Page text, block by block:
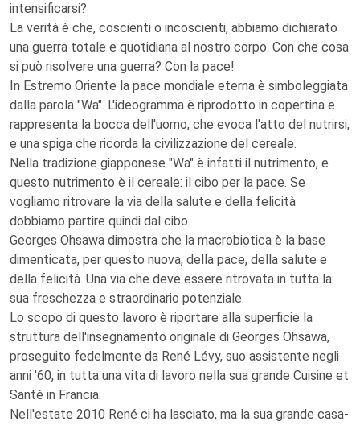
intensificarsi?
La verità è che, coscienti o incoscienti, abbiamo dichiarato
una guerra totale e quotidiana al nostro corpo. Con che cosa
si può risolvere una guerra? Con la pace!
In Estremo Oriente la pace mondiale eterna è simboleggiata
dalla parola "Wa". L'ideogramma è riprodotto in copertina e
rappresenta la bocca dell'uomo, che evoca l'atto del nutrirsi,
e una spiga che ricorda la civilizzazione del cereale.
Nella tradizione giapponese "Wa" è infatti il nutrimento, e
questo nutrimento è il cereale: il cibo per la pace. Se
vogliamo ritrovare la via della salute e della felicità
dobbiamo partire quindi dal cibo.
Georges Ohsawa dimostra che la macrobiotica è la base
dimenticata, per questo nuova, della pace, della salute e
della felicità. Una via che deve essere ritrovata in tutta la
sua freschezza e straordinario potenziale.
Lo scopo di questo lavoro è riportare alla superficie la
struttura dell'insegnamento originale di Georges Ohsawa,
proseguito fedelmente da René Lévy, suo assistente negli
anni '60, in tutta una vita di lavoro nella sua grande Cuisine et
Santé in Francia.
Nell'estate 2010 René ci ha lasciato, ma la sua grande casa-